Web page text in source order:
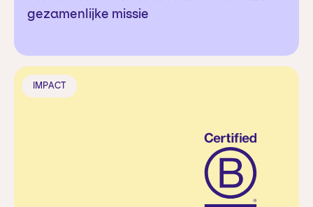
gezamenlijke missie
IMPACT